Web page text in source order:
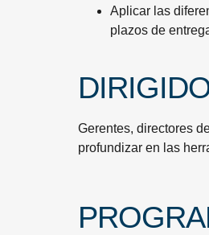
Aplicar las
plazos de
Gerentes, directores
profundizar en las